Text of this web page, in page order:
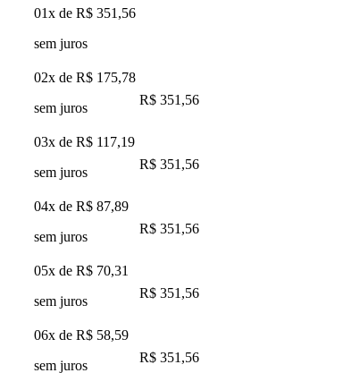
01x de R$ 351,56
sem juros
02x de R$ 175,78
sem juros
R$ 351,56
03x de R$ 117,19
sem juros
R$ 351,56
04x de R$ 87,89
sem juros
R$ 351,56
05x de R$ 70,31
sem juros
R$ 351,56
06x de R$ 58,59
sem juros
R$ 351,56